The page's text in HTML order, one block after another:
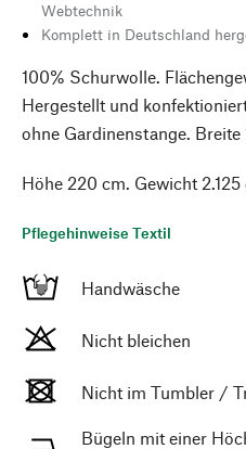
Webtechnik
Komplett in Deutschland
100% Schurwolle.
Hergestellt und
ohne Gardinenstange. Breite
Höhe 220 cm. Gewicht 2.125
Pflegehinweise Textil
Handwäsche
Nicht bleichen
Nicht im Tumbler /
Bügeln mit einer